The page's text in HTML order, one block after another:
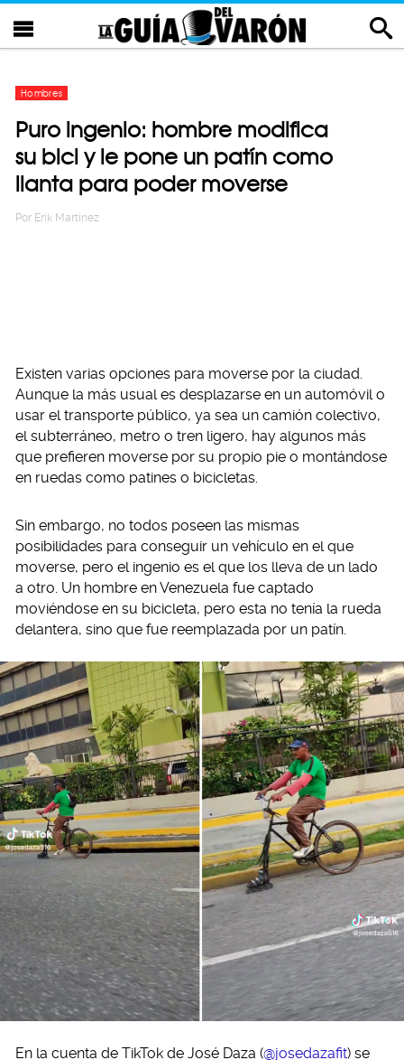
Hombres
Puro ingenio: hombre modifica
su bici y le pone un patín como
llanta para poder moverse
Por Erik Martinez
Existen varias opciones para moverse por la ciudad.
Aunque la más usual es desplazarse en un automóvil o
usar el transporte público, ya sea un camión colectivo,
el subterráneo, metro o tren ligero, hay algunos más
que prefieren moverse por su propio pie o montándose
en ruedas como patines o bicicletas.
Sin embargo, no todos poseen las mismas
posibilidades para conseguir un vehículo en el que
moverse, pero el ingenio es el que los lleva de un lado
a otro. Un hombre en Venezuela fue captado
moviéndose en su bicicleta, pero esta no tenía la rueda
delantera, sino que fue reemplazada por un patín.
En la cuenta de TikTok de José Daza (@josedazafit) se